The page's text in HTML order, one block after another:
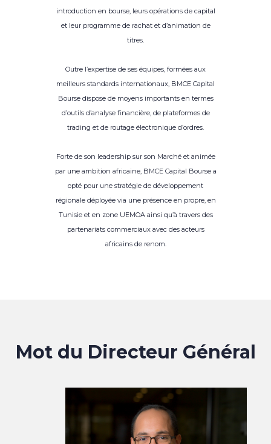
introduction en bourse, leurs opérations de capital
et leur programme de rachat et d’animation de
titres.
Outre l’expertise de ses équipes, formées aux
meilleurs standards internationaux, BMCE Capital
Bourse dispose de moyens importants en termes
d’outils d’analyse financière, de plateformes de
trading et de routage électronique d’ordres.
Forte de son leadership sur son Marché et animée
par une ambition africaine, BMCE Capital Bourse a
opté pour une stratégie de développement
régionale déployée via une présence en propre, en
Tunisie et en zone UEMOA ainsi qu’à travers des
partenariats commerciaux avec des acteurs
africains de renom.
Mot du Directeur Général